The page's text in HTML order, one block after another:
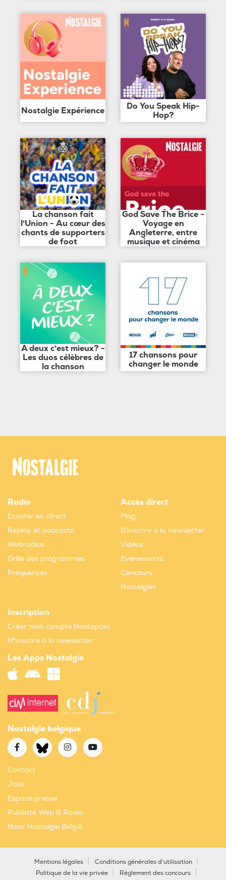
Nostalgie Expérience
Do You Speak Hip-
Hop?
La chanson fait
l'Union - Au cœur des
chants de supporters
de foot
God Save The Brice -
Voyage en
Angleterre, entre
musique et cinéma
A deux c'est mieux? -
Les duos célèbres de
la chanson
17 chansons pour
changer le monde
Radio
Ecouter en direct
Replay et podcasts
Webradios
Grille des programmes
Fréquences
Accès direct
Mag
S'inscrire à la newsletter
Vidéos
Evènements
Concours
Nostalgie+
Inscription
Créer mon compte Nostapass
M'inscrire à la newsletter
Les Apps Nostalgie
Nostalgie belgique
Contact
Jobs
Espace presse
Publicité Web & Radio
Naar Nostalgie België
Mentions légales
Conditions générales d'utilisation
Politique de la vie privée
Règlement des concours